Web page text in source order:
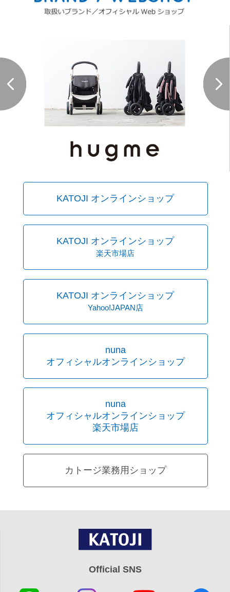
KATOJI オンラインショップ
KATOJI オンラインショップ
楽天市場店
KATOJI オンラインショップ
Yahoo!JAPAN店
nuna
オフィシャルオンラインショップ
nuna
オフィシャルオンラインショップ
楽天市場店
カトージ業務用ショップ
Official SNS